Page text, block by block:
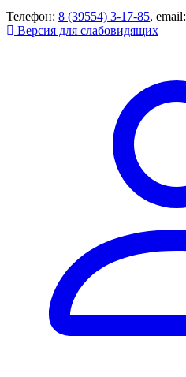
Телефон: 8 (39554) 3-17-85, email:
Версия для слабовидящих